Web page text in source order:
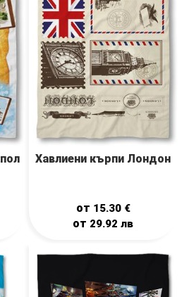
Хавлиени кърпи Лондон
от 15.30 €
от 29.92лв